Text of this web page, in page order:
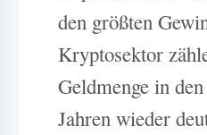
den größten
Kryptosektor
Geldmenge in
Jahren wieder